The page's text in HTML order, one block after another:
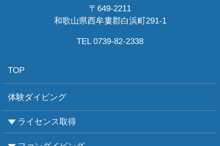
〒649-2211
和歌山県西牟婁郡白浜町291-1
TEL 0739-82-2338
TOP
体験ダイビング
ライセンス取得